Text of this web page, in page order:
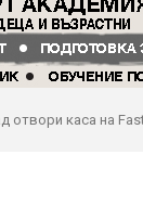
отвори каса на